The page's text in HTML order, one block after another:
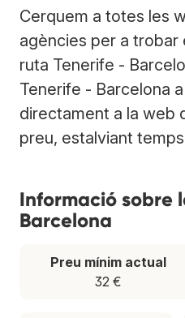
Cerquem a totes les
agències per a trobar
ruta Tenerife -
Tenerife - Barcelona
directament a la web
preu, estalviant
Informació sobre
Barcelona
Preu mínim actual
32 €